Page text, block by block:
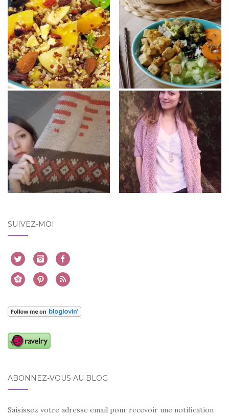
SUIVEZ-MOI
ABONNEZ-VOUS AU BLOG
Saisissez votre adresse email pour recevoir une notification